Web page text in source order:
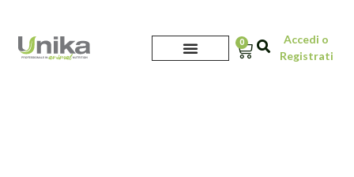
0
Accedi o
Registrati